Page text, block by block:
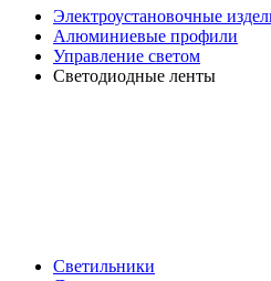
Электроустановочные
Алюминиевые профили
Управление светом
Светодиодные ленты
Светильники